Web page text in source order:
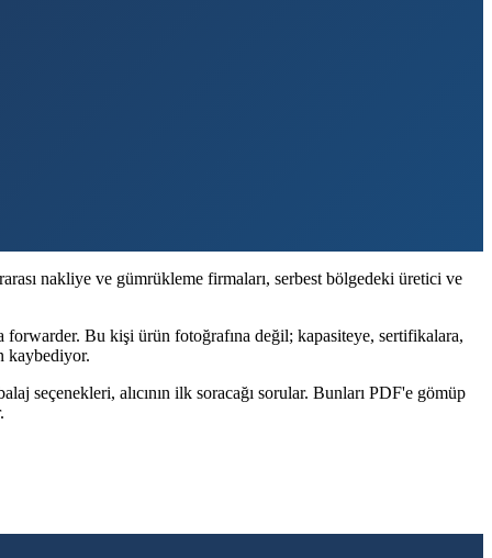
nakliye ve gümrükleme firmaları, serbest bölgedeki üretici ve
Bu kişi ürün fotoğrafına değil; kapasiteye, sertifikalara,
kaybediyor.
seçenekleri, alıcının ilk soracağı sorular. Bunları PDF'e gömüp